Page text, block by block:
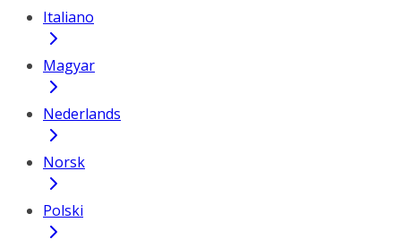
Italiano
Magyar
Nederlands
Norsk
Polski